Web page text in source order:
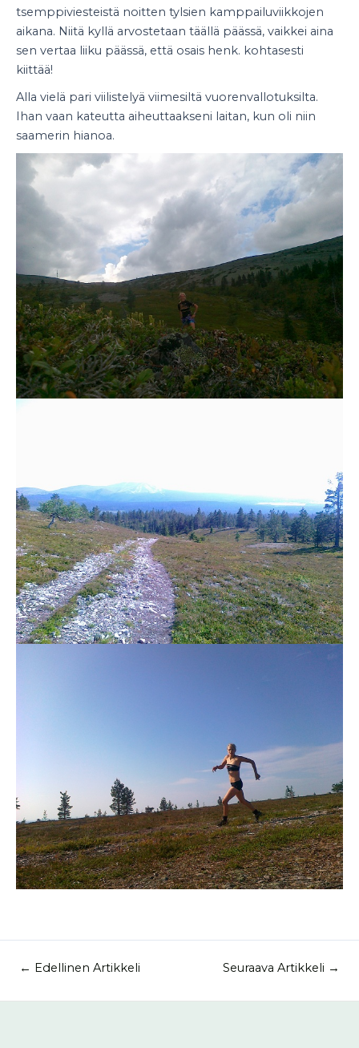
tsemppiviesteistä noitten tylsien kamppailuviikkojen
aikana. Niitä kyllä arvostetaan täällä päässä, vaikkei aina
sen vertaa liiku päässä, että osais henk. kohtasesti
kiittää!
Alla vielä pari viilistelyä viimesiltä vuorenvallotuksilta.
Ihan vaan kateutta aiheuttaakseni laitan, kun oli niin
saamerin hianoa.
← Edellinen Artikkeli Seuraava Artikkeli →